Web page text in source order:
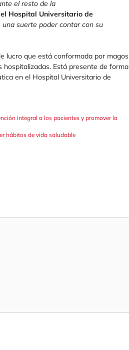
el resto de la
Hospital Universitario de
suerte poder contar con su
lucro que está conformada por magos
hospitalizadas. Está presente de forma
en el Hospital Universitario de
integral a los pacientes y promover la
hábitos de vida saludable